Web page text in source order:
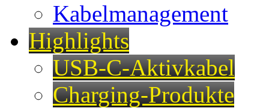
Kabelmanagement
Highlights
USB-C-Aktivkabel
Charging-Produkte